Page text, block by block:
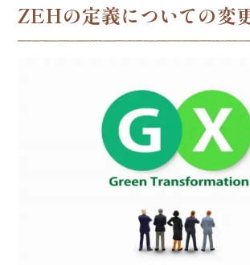
ZEHの定義についての変